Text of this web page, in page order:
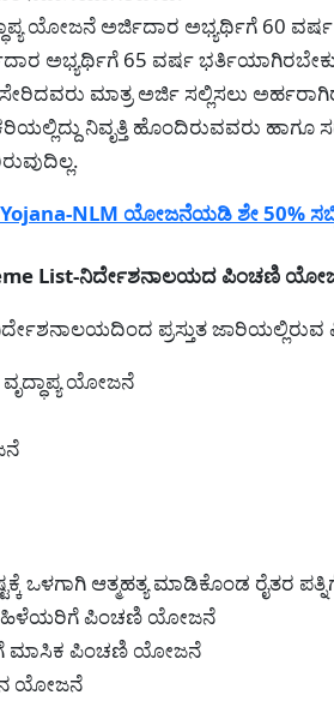
ಯೋಜನೆ ಅರ್ಜಿದಾರ ಅಭ್ಯರ್ಥಿಗೆ 60
ಅಭ್ಯರ್ಥಿಗೆ 65 ವರ್ಷ
ಮಾತ್ರ ಅರ್ಜಿ ಸಲ್ಲಿಸಲು
ನಿವೃತ್ತಿ ಹೊಂದಿರುವವರು
NLM ಯೋಜನೆಯಡಿ ಶೇ 50%
List-ನಿರ್ದೇಶನಾಲಯದ ಪಿಂಚಣಿ
ಪ್ರಸ್ತುತ
ಯೋಜನೆ
ಒಳಗಾಗಿ ಆತ್ಮಹತ್ಯ ಮಾಡಿಕೊಂಡ ರೈತರ
ಪಿಂಚಣಿ ಯೋಜನೆ
ಮಾಸಿಕ ಪಿಂಚಣಿ ಯೋಜನೆ
ಯೋಜನೆ